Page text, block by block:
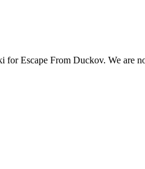
for Escape From Duckov. We are